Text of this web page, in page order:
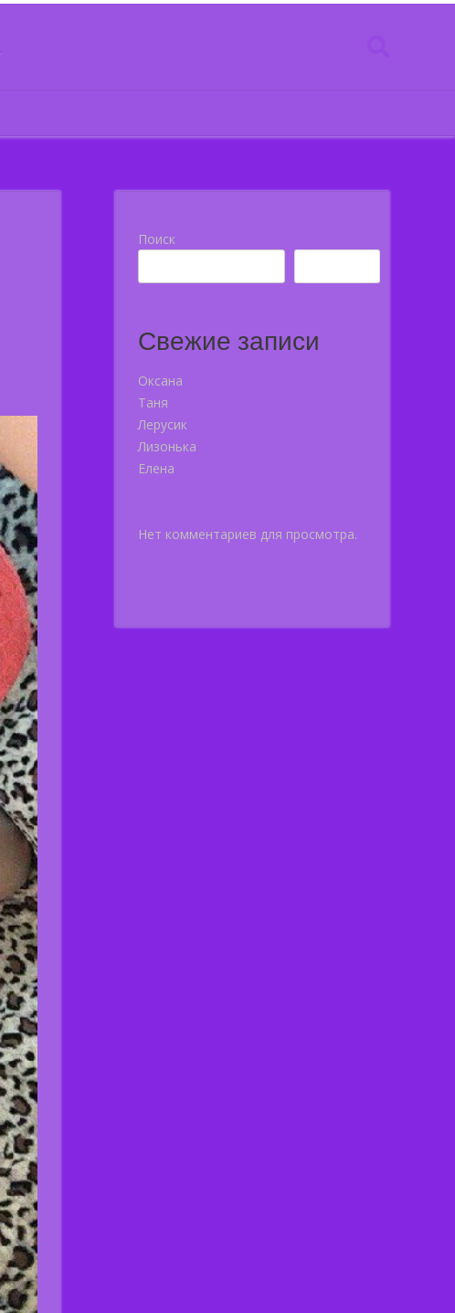
Поиск
Свежие записи
Оксана
Таня
Лерусик
Лизонька
Елена
Нет комментариев для просмотра.